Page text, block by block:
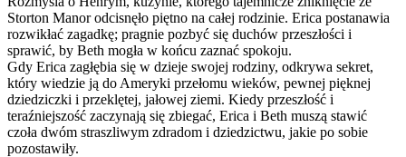
Storton Manor odcisnęło piętno na całej rodzinie. Erica postanawia
rozwikłać zagadkę; pragnie pozbyć się duchów przeszłości i
sprawić, by Beth mogła w końcu zaznać spokoju.
Gdy Erica zagłębia się w dzieje swojej rodziny, odkrywa sekret,
który wiedzie ją do Ameryki przełomu wieków, pewnej pięknej
dziedziczki i przeklętej, jałowej ziemi. Kiedy przeszłość i
teraźniejszość zaczynają się zbiegać, Erica i Beth muszą stawić
czoła dwóm straszliwym zdradom i dziedzictwu, jakie po sobie
pozostawiły.